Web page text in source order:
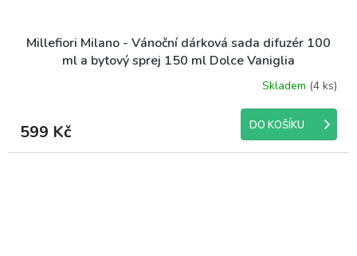
Millefiori Milano - Vánoční dárková sada difuzér 100
ml a bytový sprej 150 ml Dolce Vaniglia
Skladem (4 ks)
599 Kč DO KOŠÍKU